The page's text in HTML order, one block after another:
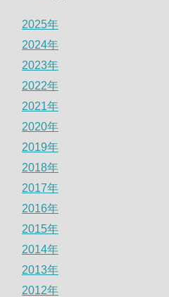
2025年
2024年
2023年
2022年
2021年
2020年
2019年
2018年
2017年
2016年
2015年
2014年
2013年
2012年